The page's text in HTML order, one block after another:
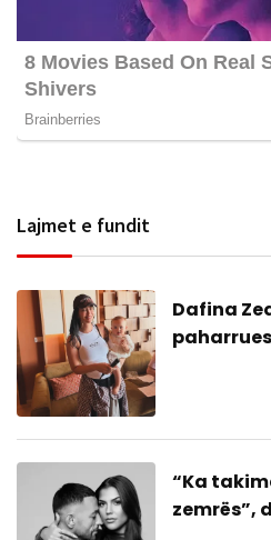
Lajmet e fundit
Dafina
“Ka
zemrës”,